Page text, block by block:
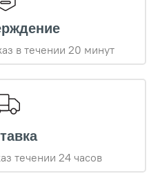
в течении 20 минут
течении 24 часов